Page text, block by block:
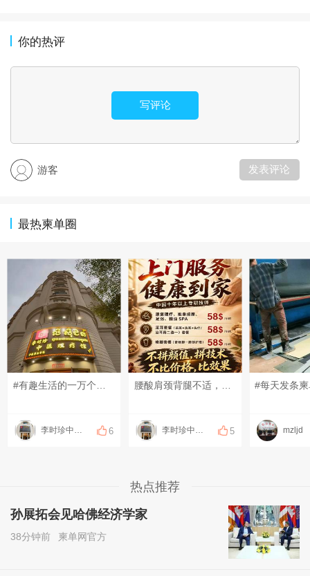
你的热评
写评论
游客 发表评论
最热柬单圈
李时珍中医理疗 6 李时珍中医理疗 5
#每天发条
mzljd
热点推荐
孙展拓会见哈佛经济学家
38分钟前 柬单网官方